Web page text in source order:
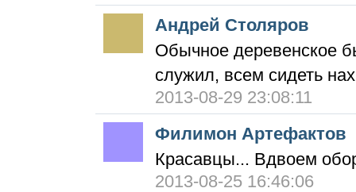
Андрей Столяров
Обычное деревенское
служил, всем сидеть
2013-08-29 23:08:11
Филимон Артефактов
Красавцы... Вдвоем
2013-08-25 16:46:06